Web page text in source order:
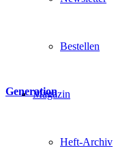
Bestellen
Magazin
Heft-Archiv
Generation